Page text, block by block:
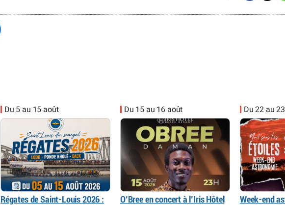
Du 5 au 15 août
Régates de Saint-Louis 2026 :
Du 15 au 16 août
O’Bree en concert à l’Iris Hôtel
Du 22 au
Week-end